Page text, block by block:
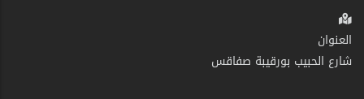
العنوان
شارع الحبيب بورقيبة صفاقس